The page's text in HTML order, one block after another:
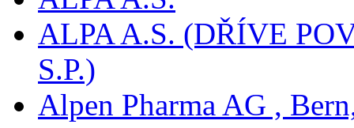
ALPA A.S. (DŘÍVE
S.P.)
Alpen Pharma AG ,